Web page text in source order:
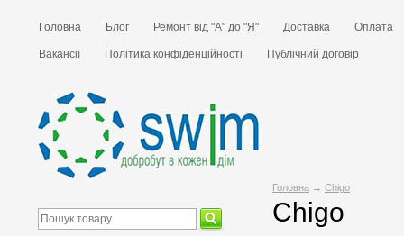
Головна Блог Ремонт від "А" до "Я" Доставка Оплата
Вакансії Політика конфіденційності Публічний договір
Головна → Chigo
Chigo